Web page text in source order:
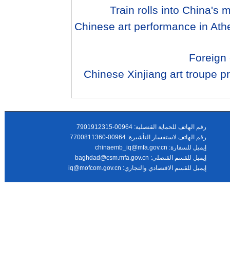
Train rolls into China's
Chinese art performance in
Foreign
Chinese Xinjiang art troupe
رقم الهاتف للحماية القنصلية: 00964-7901912315
رقم الهاتف لاستفسار التأشيرة: 00964-7700811360
إيميل للسفارة: chinaemb_iq@mfa.gov.cn
إيميل للقسم القنصلي: baghdad@csm.mfa.gov.cn
إيميل للقسم الاقتصادي والتجاري: iq@mofcom.gov.cn